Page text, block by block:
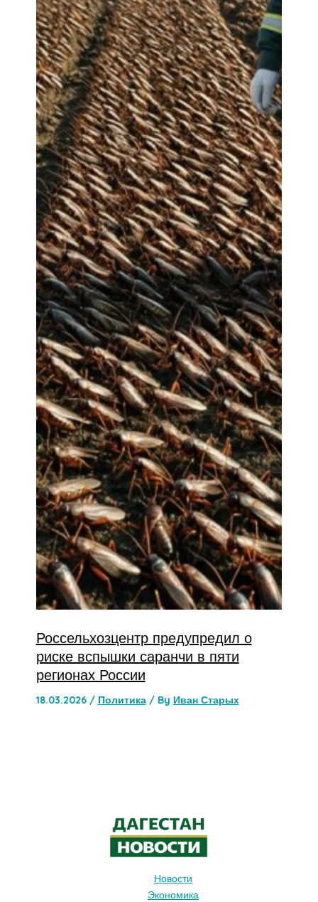
Россельхозцентр предупредил о
риске вспышки саранчи в пяти
регионах России
18.03.2026 / Политика/ By Иван Старых
Новости
Экономика